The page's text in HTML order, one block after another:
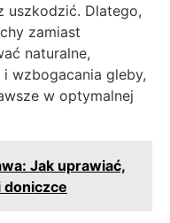
uszkodzić. Dlatego,
zamiast
naturalne,
wzbogacania gleby,
w optymalnej
Jak uprawiać,
doniczce